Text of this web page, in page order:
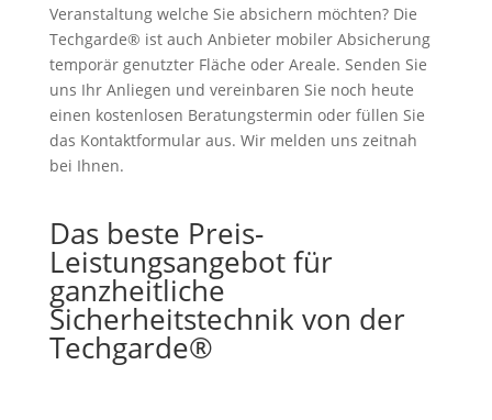
Veranstaltung welche Sie absichern möchten? Die
Techgarde® ist auch Anbieter mobiler Absicherung
temporär genutzter Fläche oder Areale. Senden Sie
uns Ihr Anliegen und vereinbaren Sie noch heute
einen kostenlosen Beratungstermin oder füllen Sie
das Kontaktformular aus. Wir melden uns zeitnah
bei Ihnen.
Das beste Preis-
Leistungsangebot für
ganzheitliche
Sicherheitstechnik von der
Techgarde®